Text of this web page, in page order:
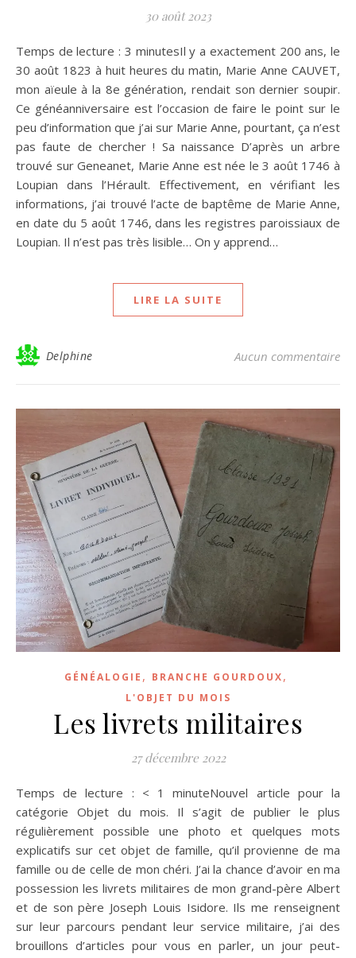
30 août 2023
Temps de lecture : 3 minutesIl y a exactement 200 ans, le
30 août 1823 à huit heures du matin, Marie Anne CAUVET,
mon aïeule à la 8e génération, rendait son dernier soupir.
Ce généanniversaire est l’occasion de faire le point sur le
peu d’information que j’ai sur Marie Anne, pourtant, ça n’est
pas faute de chercher ! Sa naissance D’après un arbre
trouvé sur Geneanet, Marie Anne est née le 3 août 1746 à
Loupian dans l’Hérault. Effectivement, en vérifiant les
informations, j’ai trouvé l’acte de baptême de Marie Anne,
en date du 5 août 1746, dans les registres paroissiaux de
Loupian. Il n’est pas très lisible… On y apprend…
LIRE LA SUITE
Delphine Aucun commentaire
GÉNÉALOGIE , BRANCHE GOURDOUX,
L'OBJET DU MOIS
Les livrets militaires
27 décembre 2022
Temps de lecture : < 1 minuteNouvel article pour la
catégorie Objet du mois. Il s’agit de publier le plus
régulièrement possible une photo et quelques mots
explicatifs sur cet objet de famille, qu’il provienne de ma
famille ou de celle de mon chéri. J’ai la chance d’avoir en ma
possession les livrets militaires de mon grand-père Albert
et de son père Joseph Louis Isidore. Ils me renseignent
sur leur parcours pendant leur service militaire, j’ai des
brouillons d’articles pour vous en parler, un jour peut-